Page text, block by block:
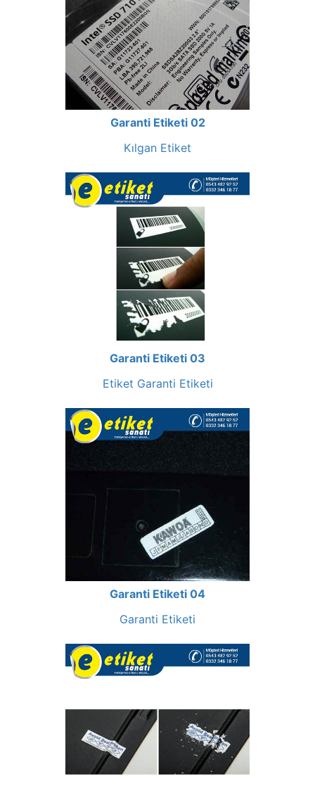
Garanti Etiketi 02
Kılgan Etiket
Garanti Etiketi 03
Etiket Garanti Etiketi
Garanti Etiketi 04
Garanti Etiketi